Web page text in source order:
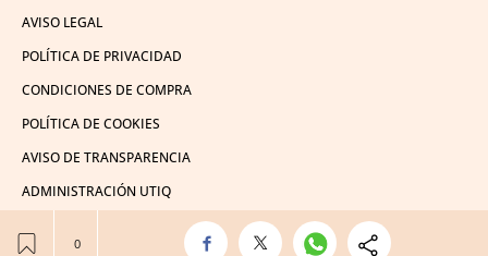
AVISO LEGAL
POLÍTICA DE PRIVACIDAD
CONDICIONES DE COMPRA
POLÍTICA DE COOKIES
AVISO DE TRANSPARENCIA
ADMINISTRACIÓN UTIQ